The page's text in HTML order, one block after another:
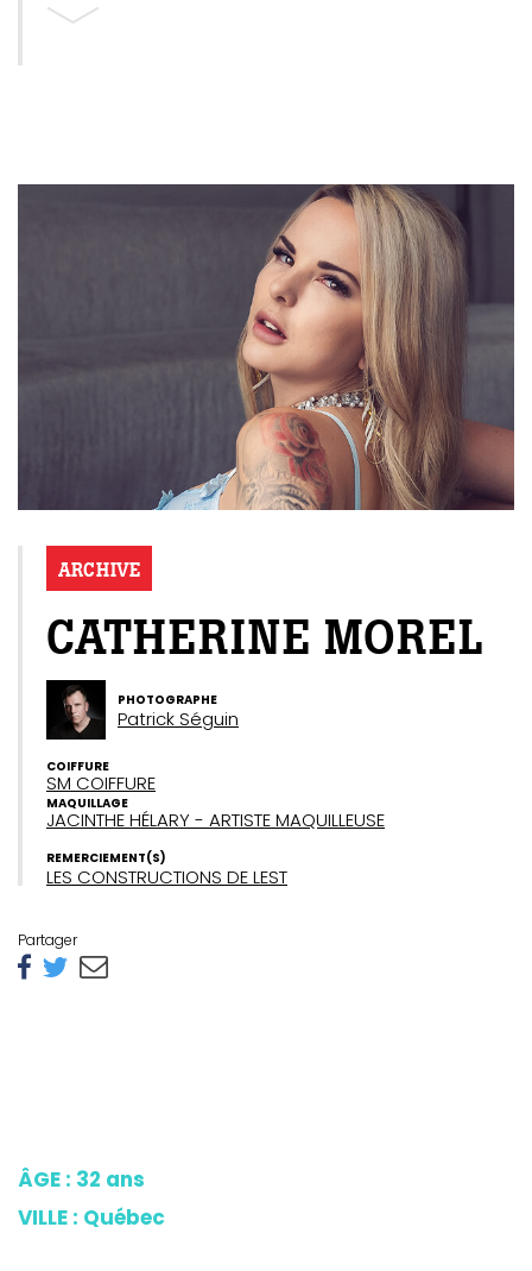
ARCHIVE
CATHERINE MOREL
PHOTOGRAPHE
Patrick Séguin
COIFFURE
SM COIFFURE
MAQUILLAGE
JACINTHE HÉLARY - ARTISTE MAQUILLEUSE
REMERCIEMENT(S)
LES CONSTRUCTIONS DE LEST
Partager
ÂGE : 32 ans
VILLE : Québec